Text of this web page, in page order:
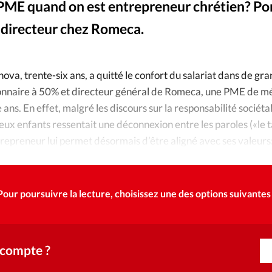
Opinions
La
Mon
Nous
Emploi
quand on est entrepreneur chrétien?
chez Romeca.
trente-six ans, a quitté le confort du salariat dans de
à 50% et directeur général de Romeca, une PME de
En effet, malgré les discours sur la responsabilité
enfants ressentait une déconnexion entre les paroles («le
lui permet désormais d’être aligné avec ses
poursuivre la lecture, choisissez une des options suivantes
?